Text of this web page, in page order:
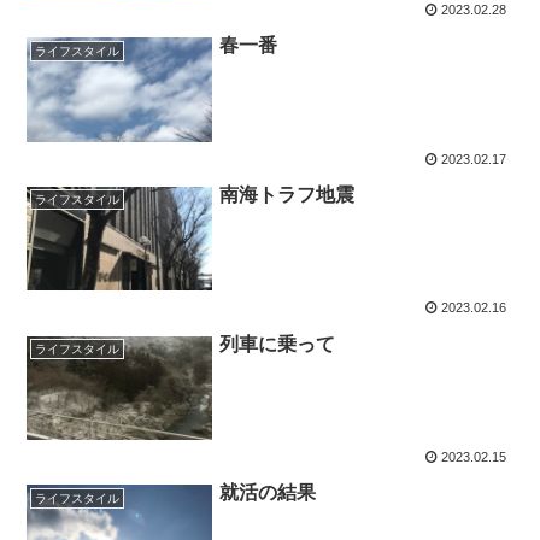
2023.02.28
ライフスタイル 春一番
2023.02.17
ライフスタイル 南海トラフ地震
2023.02.16
ライフスタイル 列車に乗って
2023.02.15
ライフスタイル 就活の結果